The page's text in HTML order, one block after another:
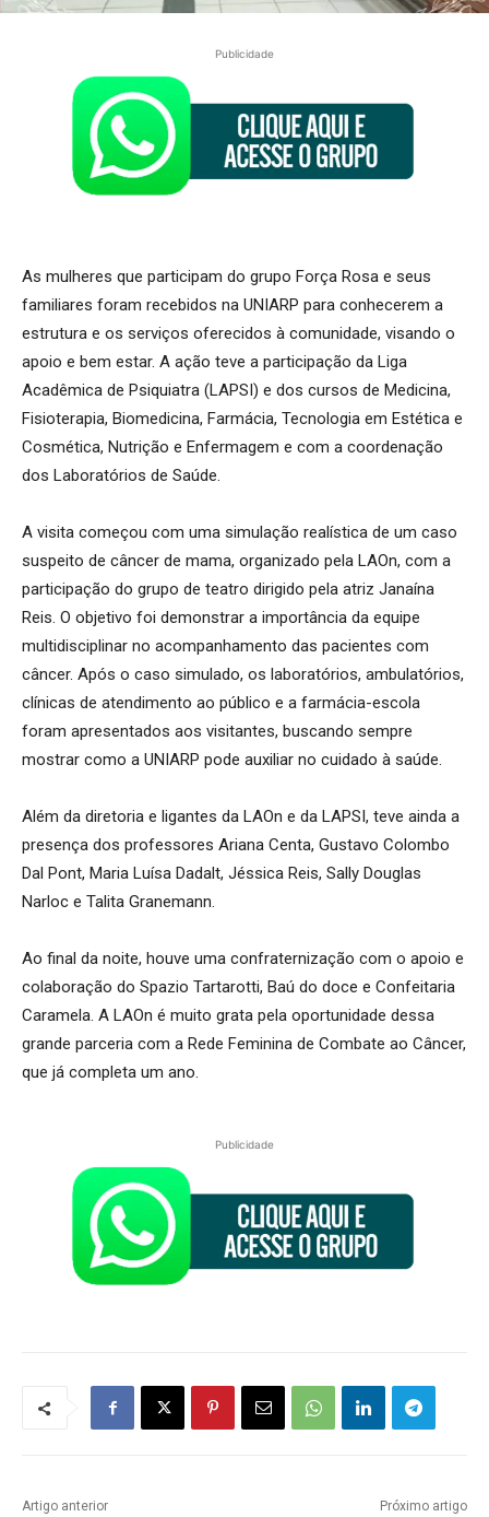
Publicidade
As mulheres que participam do grupo Força Rosa e seus
familiares foram recebidos na UNIARP para conhecerem a
estrutura e os serviços oferecidos à comunidade, visando o
apoio e bem estar. A ação teve a participação da Liga
Acadêmica de Psiquiatra (LAPSI) e dos cursos de Medicina,
Fisioterapia, Biomedicina, Farmácia, Tecnologia em Estética e
Cosmética, Nutrição e Enfermagem e com a coordenação
dos Laboratórios de Saúde.
A visita começou com uma simulação realística de um caso
suspeito de câncer de mama, organizado pela LAOn, com a
participação do grupo de teatro dirigido pela atriz Janaína
Reis. O objetivo foi demonstrar a importância da equipe
multidisciplinar no acompanhamento das pacientes com
câncer. Após o caso simulado, os laboratórios, ambulatórios,
clínicas de atendimento ao público e a farmácia-escola
foram apresentados aos visitantes, buscando sempre
mostrar como a UNIARP pode auxiliar no cuidado à saúde.
Além da diretoria e ligantes da LAOn e da LAPSI, teve ainda a
presença dos professores Ariana Centa, Gustavo Colombo
Dal Pont, Maria Luísa Dadalt, Jéssica Reis, Sally Douglas
Narloc e Talita Granemann.
Ao final da noite, houve uma confraternização com o apoio e
colaboração do Spazio Tartarotti, Baú do doce e Confeitaria
Caramela. A LAOn é muito grata pela oportunidade dessa
grande parceria com a Rede Feminina de Combate ao Câncer,
que já completa um ano.
Publicidade
Artigo anterior Próximo artigo